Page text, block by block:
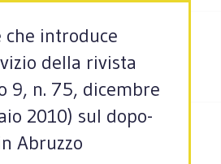
che introduce
della rivista
9, n. 75, dicembre
2010) sul dopo-
Abruzzo